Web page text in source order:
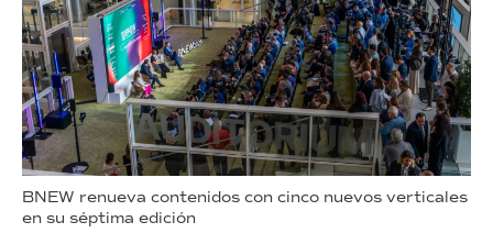
BNEW renueva contenidos con cinco nuevos verticales
en su séptima edición